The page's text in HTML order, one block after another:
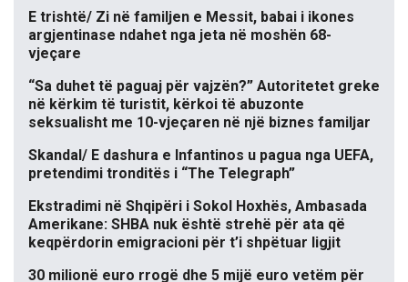
E trishtë/ Zi në familjen e Messit, babai i ikones
argjentinase ndahet nga jeta në moshën 68-
vjeçare
“Sa duhet të paguaj për vajzën?” Autoritetet greke
në kërkim të turistit, kërkoi të abuzonte
seksualisht me 10-vjeçaren në një biznes familjar
Skandal/ E dashura e Infantinos u pagua nga UEFA,
pretendimi tronditës i “The Telegraph”
Ekstradimi në Shqipëri i Sokol Hoxhës, Ambasada
Amerikane: SHBA nuk është strehë për ata që
keqpërdorin emigracioni për t’i shpëtuar ligjit
30 milionë euro rrogë dhe 5 mijë euro vetëm për